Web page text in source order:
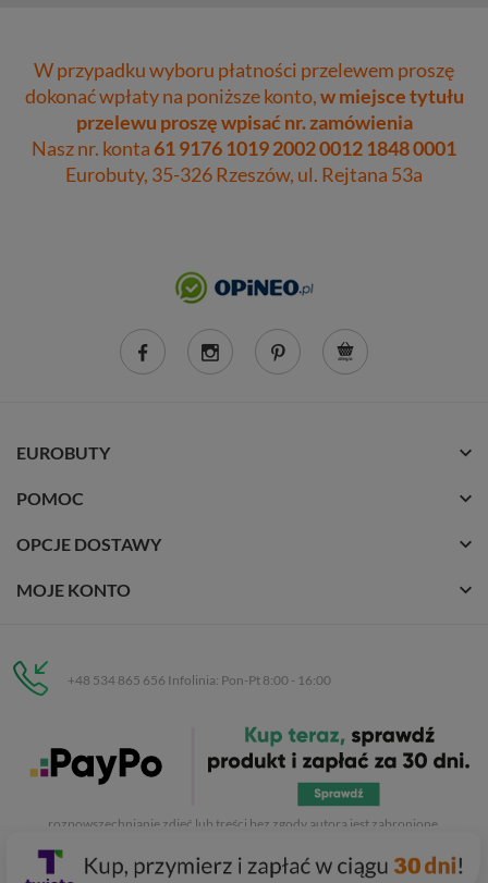
W przypadku wyboru płatności przelewem proszę
dokonać wpłaty na poniższe konto,w miejsce tytułu
przelewu proszę wpisać nr. zamówienia
Nasz nr. konta61 9176 1019 2002 0012 1848 0001
Eurobuty, 35-326 Rzeszów, ul. Rejtana 53a
EUROBUTY
POMOC
OPCJE DOSTAWY
MOJE KONTO
+48 534 865 656 Infolinia: Pon-Pt 8:00 - 16:00
C.H. Respan, Rejtana 53a/250
35-326 Rzeszów
. Kopiowanie, przetwarzanie,
rozpowszechnianie zdjęć lub treści bez zgody autora jest zabronione.